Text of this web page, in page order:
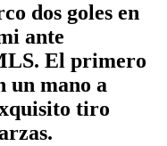
dos goles en
ante
El primero
un mano a
tiro